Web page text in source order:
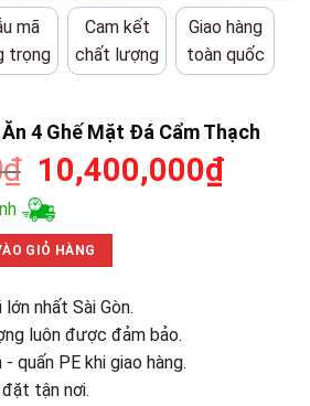
mã
trọng
Cam kết
chất lượng
Giao hàng
toàn quốc
4 Ghế Mặt Đá Cẩm Thạch
₫ Giá
gốc
là:
12,700,000₫.
10,400,000₫Giá
Mặt Đá Cẩm Thạch số lượng
GIỎ HÀNG
nhất Sài Gòn.
luôn được đảm bảo.
quấn PE khi giao hàng.
tận nơi.